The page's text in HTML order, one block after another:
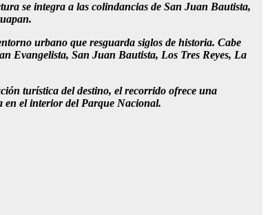
se integra a las colindancias de San Juan Bautista,
urbano que resguarda siglos de historia. Cabe
Evangelista, San Juan Bautista, Los Tres Reyes, La
turística del destino, el recorrido ofrece una
en el interior del Parque Nacional.